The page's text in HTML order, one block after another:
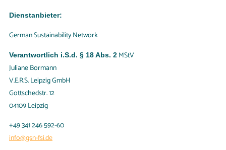
Dienstanbieter:
German Sustainability Network
Verantwortlich i.S.d. § 18 Abs. 2 MStV
Juliane Bormann
V.E.R.S. Leipzig GmbH
Gottschedstr. 12
04109 Leipzig
+49 341 246 592-60
info@gsn-fsi.de